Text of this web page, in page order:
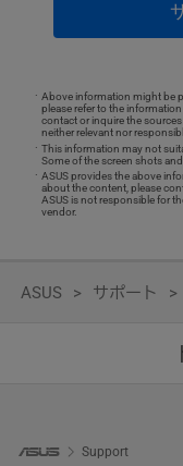
Above information might be
please refer to the
contact or inquire the
neither relevant nor
This information may not
Some of the screen shots
ASUS provides the above
about the content, please
ASUS is not responsible for
vendor.
ASUS サポート
Support